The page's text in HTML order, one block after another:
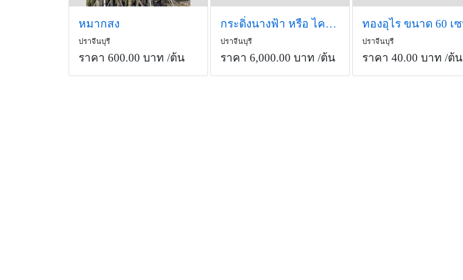
หมากสง
ปราจีนบุรี
ราคา 600.00 บาท /ต้น
กระดิ่งนางฟ้า หรือ ไคร้ย้อย
ปราจีนบุรี
ราคา 6,000.00 บาท /ต้น
ปราจีนบุรี
ราคา 40.00 บาท /ต้น